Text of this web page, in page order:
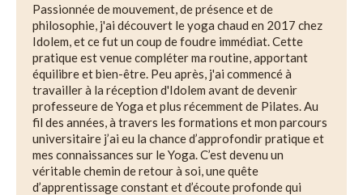
Passionnée de mouvement, de présence et de
philosophie, j'ai découvert le yoga chaud en 2017 chez
Idolem, et ce fut un coup de foudre immédiat. Cette
pratique est venue compléter ma routine, apportant
équilibre et bien-être. Peu après, j'ai commencé à
travailler à la réception d'Idolem avant de devenir
professeure de Yoga et plus récemment de Pilates. Au
fil des années, à travers les formations et mon parcours
universitaire j’ai eu la chance d’approfondir pratique et
mes connaissances sur le Yoga. C’est devenu un
véritable chemin de retour à soi, une quête
d’apprentissage constant et d’écoute profonde qui